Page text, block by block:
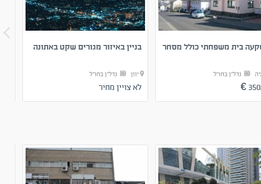
בית משפחתי כולל מסחר
נדל"ן בחו"ל
בניין באיזור מגורים שקט באתונה
יוון נדל"ן בחו"ל
לא צויין מחיר